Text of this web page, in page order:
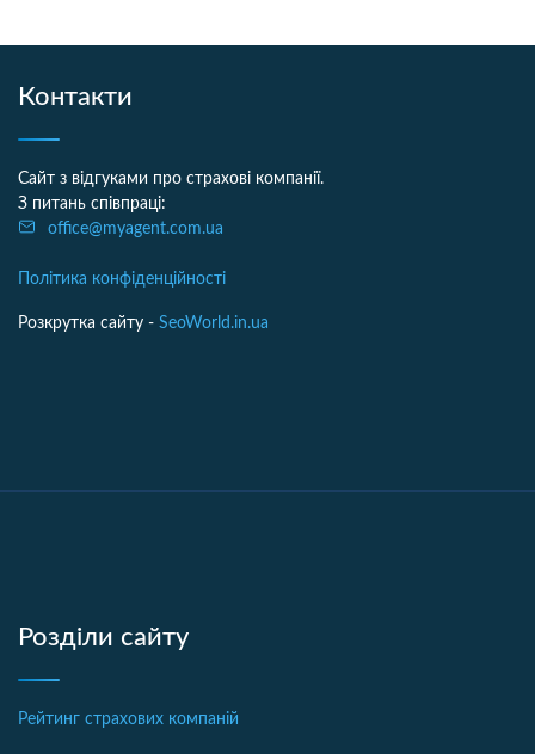
Контакти
Сайт з відгуками про страхові компанії.
З питань співпраці:
office@myagent.com.ua
Політика конфіденційності
Розкрутка сайту - SeoWorld.in.ua
Розділи сайту
Рейтинг страхових компаній